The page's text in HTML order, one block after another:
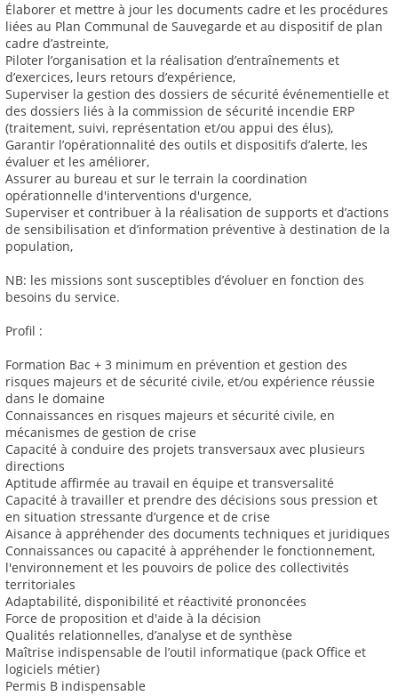
Élaborer et mettre à jour les documents cadre et les procédures
liées au Plan Communal de Sauvegarde et au dispositif de plan
cadre d’astreinte,
Piloter l’organisation et la réalisation d’entraînements et
d’exercices, leurs retours d’expérience,
Superviser la gestion des dossiers de sécurité événementielle et
des dossiers liés à la commission de sécurité incendie ERP
(traitement, suivi, représentation et/ou appui des élus),
Garantir l’opérationnalité des outils et dispositifs d’alerte, les
évaluer et les améliorer,
Assurer au bureau et sur le terrain la coordination
opérationnelle d'interventions d'urgence,
Superviser et contribuer à la réalisation de supports et d’actions
de sensibilisation et d’information préventive à destination de la
population,
NB: les missions sont susceptibles d’évoluer en fonction des
besoins du service.
Profil :
Formation Bac + 3 minimum en prévention et gestion des
risques majeurs et de sécurité civile, et/ou expérience réussie
dans le domaine
Connaissances en risques majeurs et sécurité civile, en
mécanismes de gestion de crise
Capacité à conduire des projets transversaux avec plusieurs
directions
Aptitude affirmée au travail en équipe et transversalité
Capacité à travailler et prendre des décisions sous pression et
en situation stressante d’urgence et de crise
Aisance à appréhender des documents techniques et juridiques
Connaissances ou capacité à appréhender le fonctionnement,
l'environnement et les pouvoirs de police des collectivités
territoriales
Adaptabilité, disponibilité et réactivité prononcées
Force de proposition et d'aide à la décision
Qualités relationnelles, d’analyse et de synthèse
Maîtrise indispensable de l’outil informatique (pack Office et
logiciels métier)
Permis B indispensable